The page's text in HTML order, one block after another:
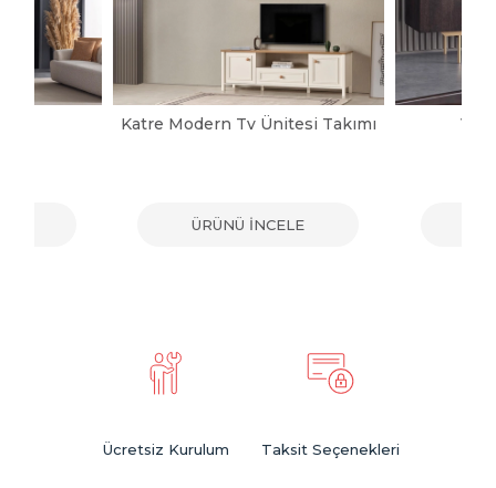
Katre Modern Tv Ünitesi Takımı
ÜRÜNÜ İNCELE
Ücretsiz Kurulum Taksit Seçenekleri